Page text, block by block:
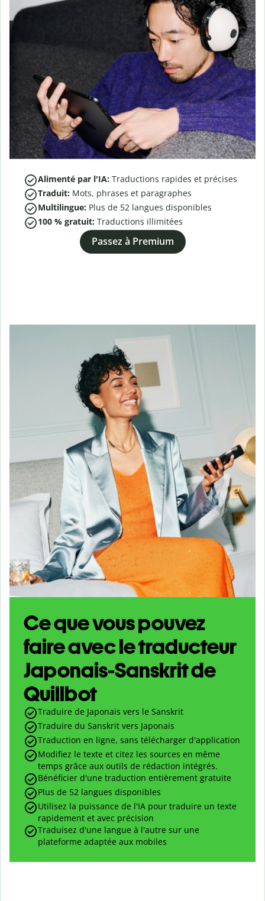
Alimenté par l'IA: Traductions rapides et précises
Traduit: Mots, phrases et paragraphes
Multilingue: Plus de 52 langues disponibles
100 % gratuit: Traductions illimitées
Passez à Premium
Ce que vous pouvez
faire avec le traducteur
Japonais-Sanskrit de
Quillbot
Traduire de Japonais vers le Sanskrit
Traduire du Sanskrit vers Japonais
Traduction en ligne, sans télécharger d'application
Modifiez le texte et citez les sources en même
temps grâce aux outils de rédaction intégrés.
Bénéficier d'une traduction entièrement gratuite
Plus de 52 langues disponibles
Utilisez la puissance de l'IA pour traduire un texte
rapidement et avec précision
Traduisez d'une langue à l'autre sur une
plateforme adaptée aux mobiles